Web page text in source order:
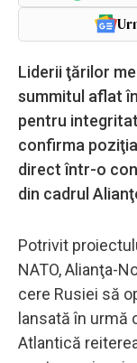
Liderii ţărilor
summitul aflat
pentru
confirma
direct într-o
din cadrul
Potrivit
NATO, Alianţa-
cere Rusiei să
lansată în urmă
Atlantică